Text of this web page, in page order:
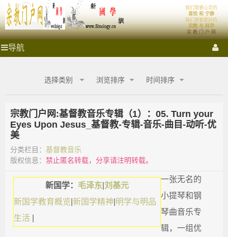
'); })();
我们需要心灵的
喜悦 和 宁静
我们需要更好的
宗教 与 科学
宗 教 门 户 网
导航
宗
_
教
商
_
宗
融
网-
学
宗
教
网
宗
新国学启蒙运动 理想社会 首页 祭拜圣地 宗教门户
选择类别 浏览排序 时间排序
宗教门户网:基督教音乐专辑（1）：05. Turn your
Eyes Upon Jesus_基督教-专辑-音乐-曲目-动听-优
美
分类栏目： 基督教音乐
版权信息： 禁止匿名转载，分享请注明转载。
新国学： 毛泽东 刘基元
新国学教育概览 新国学精神 明学与明品
生活
一张无名的
小提琴和钢
琴曲音乐专
辑，一组优